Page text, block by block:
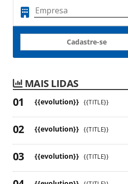
Cadastre-se
MAIS LIDAS
{{evolution}} {{TITLE}}
{{evolution}} {{TITLE}}
{{evolution}} {{TITLE}}